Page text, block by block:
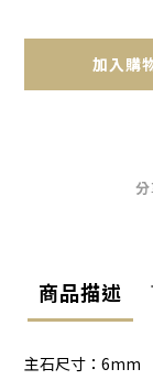
加入購
商品描述
主石尺寸：6mm